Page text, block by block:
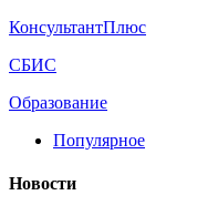
КонсультантПлюс
СБИС
Образование
Популярное
Новости